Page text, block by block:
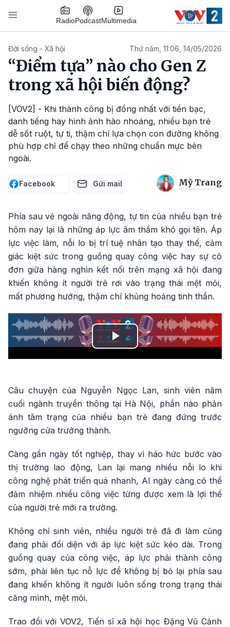
Nhảy đến nội dung
RadioPodcastMultimedia
Đời sống - Xã hội Thứ năm, 11:06, 14/05/2026
“Điểm tựa” nào cho Gen Z
trong xã hội biến động?
[VOV2] - Khi thành công bị đồng nhất với tiền bạc,
danh tiếng hay hình ảnh hào nhoáng, nhiều bạn trẻ
dễ sốt ruột, tự ti, thậm chí lựa chọn con đường không
phù hợp chỉ để chạy theo những chuẩn mực bên
ngoài.
Facebook Gửi mail Mỹ Trang
Phía sau vẻ ngoài năng động, tự tin của nhiều bạn trẻ
hôm nay lại là những áp lực âm thầm khó gọi tên. Áp
lực việc làm, nỗi lo bị trí tuệ nhân tạo thay thế, cảm
giác kiệt sức trong guồng quay công việc hay sự cô
đơn giữa hàng nghìn kết nối trên mạng xã hội đang
khiến không ít người trẻ rơi vào trạng thái mệt mỏi,
mất phương hướng, thậm chí khủng hoảng tinh thần.
Play
Câu chuyện của Nguyễn Ngọc Lan, sinh viên năm
cuối ngành truyền thông tại Hà Nội, phần nào phản
ánh tâm trạng của nhiều bạn trẻ đang đứng trước
ngưỡng cửa trưởng thành.
Càng gần ngày tốt nghiệp, thay vì háo hức bước vào
thị trường lao động, Lan lại mang nhiều nỗi lo khi
công nghệ phát triển quá nhanh, AI ngày càng có thể
đảm nhiệm nhiều công việc từng được xem là lợi thế
của người trẻ mới ra trường.
Không chỉ sinh viên, nhiều người trẻ đã đi làm cũng
đang phải đối diện với áp lực kiệt sức kéo dài. Trong
guồng quay của công việc, áp lực phải thành công
sớm, phải liên tục nỗ lực để không bị bỏ lại phía sau
đang khiến không ít người luôn sống trong trạng thái
căng mình, mệt mỏi.
Trao đổi với VOV2, Tiến sĩ xã hội học Đặng Vũ Cảnh